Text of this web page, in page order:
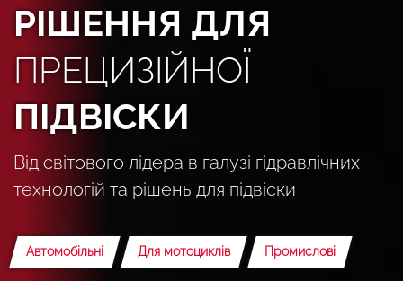
РІШЕННЯ ДЛЯ
ПРЕЦИЗІЙНОЇ
ПІДВІСКИ
Від світового лідера в галузі гідравлічних
технологій та рішень для підвіски
Автомобільні Для мотоциклів Промислові